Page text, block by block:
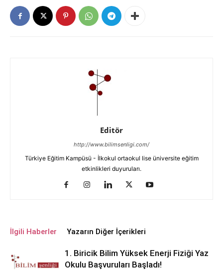
Editör
http://www.bilimsenligi.com/
Türkiye Eğitim Kampüsü - İlkokul ortaokul lise üniversite eğitim
etkinlikleri duyuruları.
İlgili Haberler Yazarın Diğer İçerikleri
1. Biricik Bilim Yüksek Enerji Fiziği Yaz
Okulu Başvuruları Başladı!